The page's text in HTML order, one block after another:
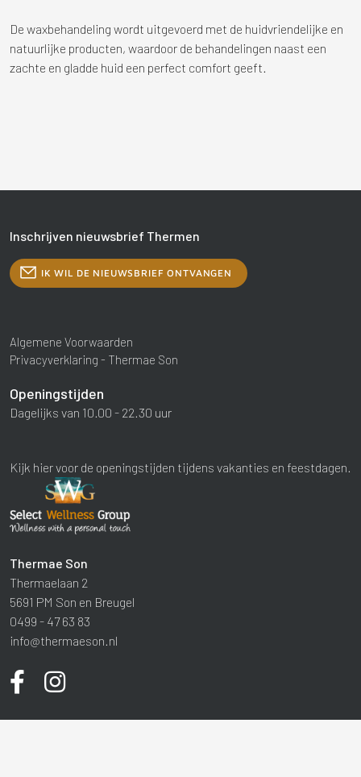
De waxbehandeling wordt uitgevoerd met de huidvriendelijke en
natuurlijke producten, waardoor de behandelingen naast een
zachte en gladde huid een perfect comfort geeft.
Inschrijven nieuwsbrief Thermen
IK WIL DE NIEUWSBRIEF ONTVANGEN
Algemene Voorwaarden
Privacyverklaring - Thermae Son
Openingstijden
Dagelijks van 10.00 - 22.30 uur
Kijk hier voor de openingstijden tijdens vakanties en feestdagen.
Thermae Son
Thermaelaan 2
5691 PM Son en Breugel
0499 - 47 63 83
info@thermaeson.nl